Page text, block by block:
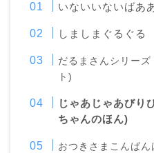
いないいないばあ
しましまぐるぐる
だるまさんシリー
ト)
じゃあじゃあびり
ちゃんのほん)
おつきさまこんばん